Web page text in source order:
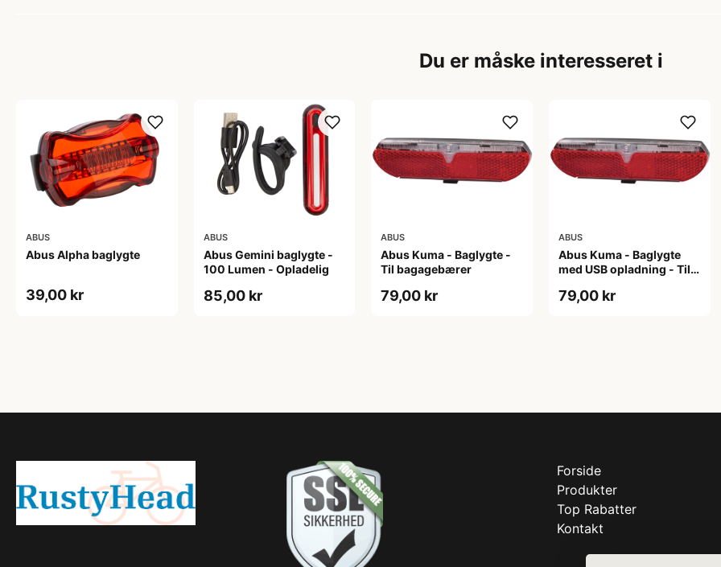
Du er måske interesseret i
ABUS
Abus Alpha baglygte
39,00 kr
ABUS
Abus Gemini baglygte -
100 Lumen - Opladelig
85,00 kr
ABUS
Abus Kuma - Baglygte -
Til bagagebærer
79,00 kr
ABUS
Abus Kuma - Baglygte
med USB opladning - Til
79,00 kr
Forside
Produkter
Top Rabatter
Kontakt